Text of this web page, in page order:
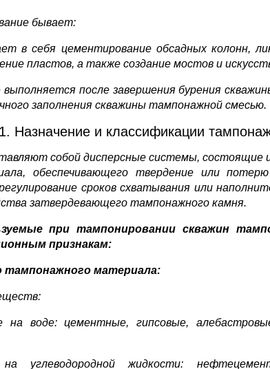
бывает:
в себя цементирование обсадных колонн,
пластов, а также создание мостов и
после завершения бурения
заполнения скважины тампонажной смесью.
Назначение и классификации
собой дисперсные системы, состоящие
обеспечивающего твердение или
сроков схватывания или
затвердевающего тампонажного камня.
при тампонировании скважин
признакам:
тампонажного материала:
воде: цементные, гипсовые,
углеводородной жидкости: